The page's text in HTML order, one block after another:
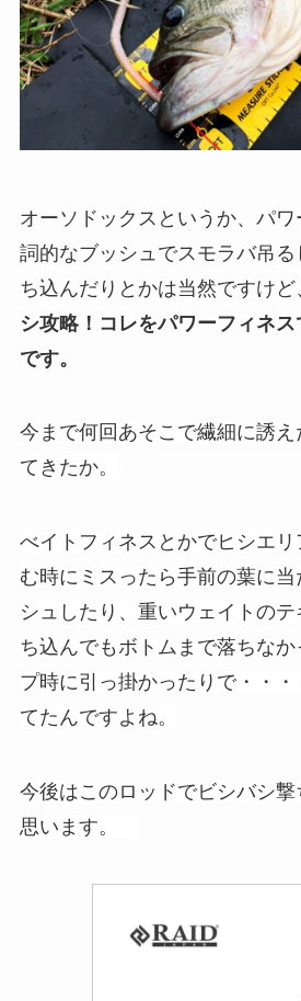
オーソドックスというか、パ
詞的なブッシュでスモラバ吊
ち込んだりとかは当然ですけど
シ攻略！コレをパワーフィネ
です。
今まで何回あそこで繊細に誘
てきたか。
べイトフィネスとかでヒシエ
む時にミスったら手前の葉に
シュしたり、 重いウェイトの
ち込んでもボトムまで落ちな
プ時に引っ掛かったりで・・
てたんですよね。
今後はこのロッドでビシバシ撃
思います。